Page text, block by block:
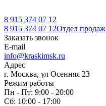
8 915 374 07 12
8 915 374 07 12Отдел продаж
Заказать звонок
E-mail
info@kraskimsk.ru
Адрес
г. Москва, ул Осенняя 23
Режим работы
Пн - Пт: 9:00 - 20:00
Сб: 10:00 - 17:00